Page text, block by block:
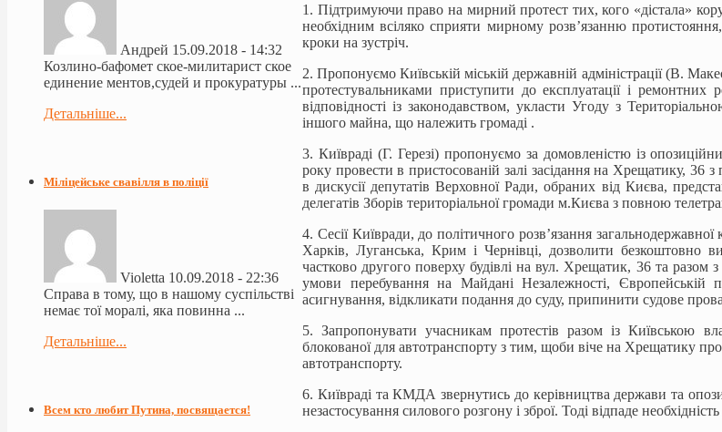
1. Підтримуючи право на мирний протест тих, кого «дістала»
необхідним всіляко сприяти мирному розв’язанню
кроки на зустріч.
2. Пропонуємо Київській міській державній адміністрації (В.
протестувальниками приступити до експлуатації і
відповідності із законодавством, укласти Угоду з
іншого майна, що належить громаді .
3. Київраді (Г. Герезі) пропонуємо за домовленістю із
року провести в пристосованій залі засідання на Хрещатику,
в дискусії депутатів Верховної Ради, обраних від Києва,
делегатів Зборів територіальної громади м.Києва з повною
4. Сесії Київради, до політичного розв’язання загальнодержавної
Харків, Луганська, Крим і Чернівці, дозволити безкоштовно
частково другого поверху будівлі на вул. Хрещатик, 36 та разом з
умови перебування на Майдані Незалежності, Європейській
асигнування, відкликати подання до суду, припинити судове
5. Запропонувати учасникам протестів разом із Київською
блокованої для автотранспорту з тим, щоби віче на Хрещатику
автотранспорту.
6. Київраді та КМДА звернутись до керівництва держави та
незастосування силового розгону і зброї. Тоді відпаде
Андрей 15.09.2018 - 14:32
Козлино-бафомет ское-милитарист ское
единение ментов,судей и прокуратуры ...
Детальніше...
Міліцейське свавілля в поліції
Violetta 10.09.2018 - 22:36
Справа в тому, що в нашому суспільстві
немає тої моралі, яка повинна ...
Детальніше...
Всем кто любит Путина, посвящается!